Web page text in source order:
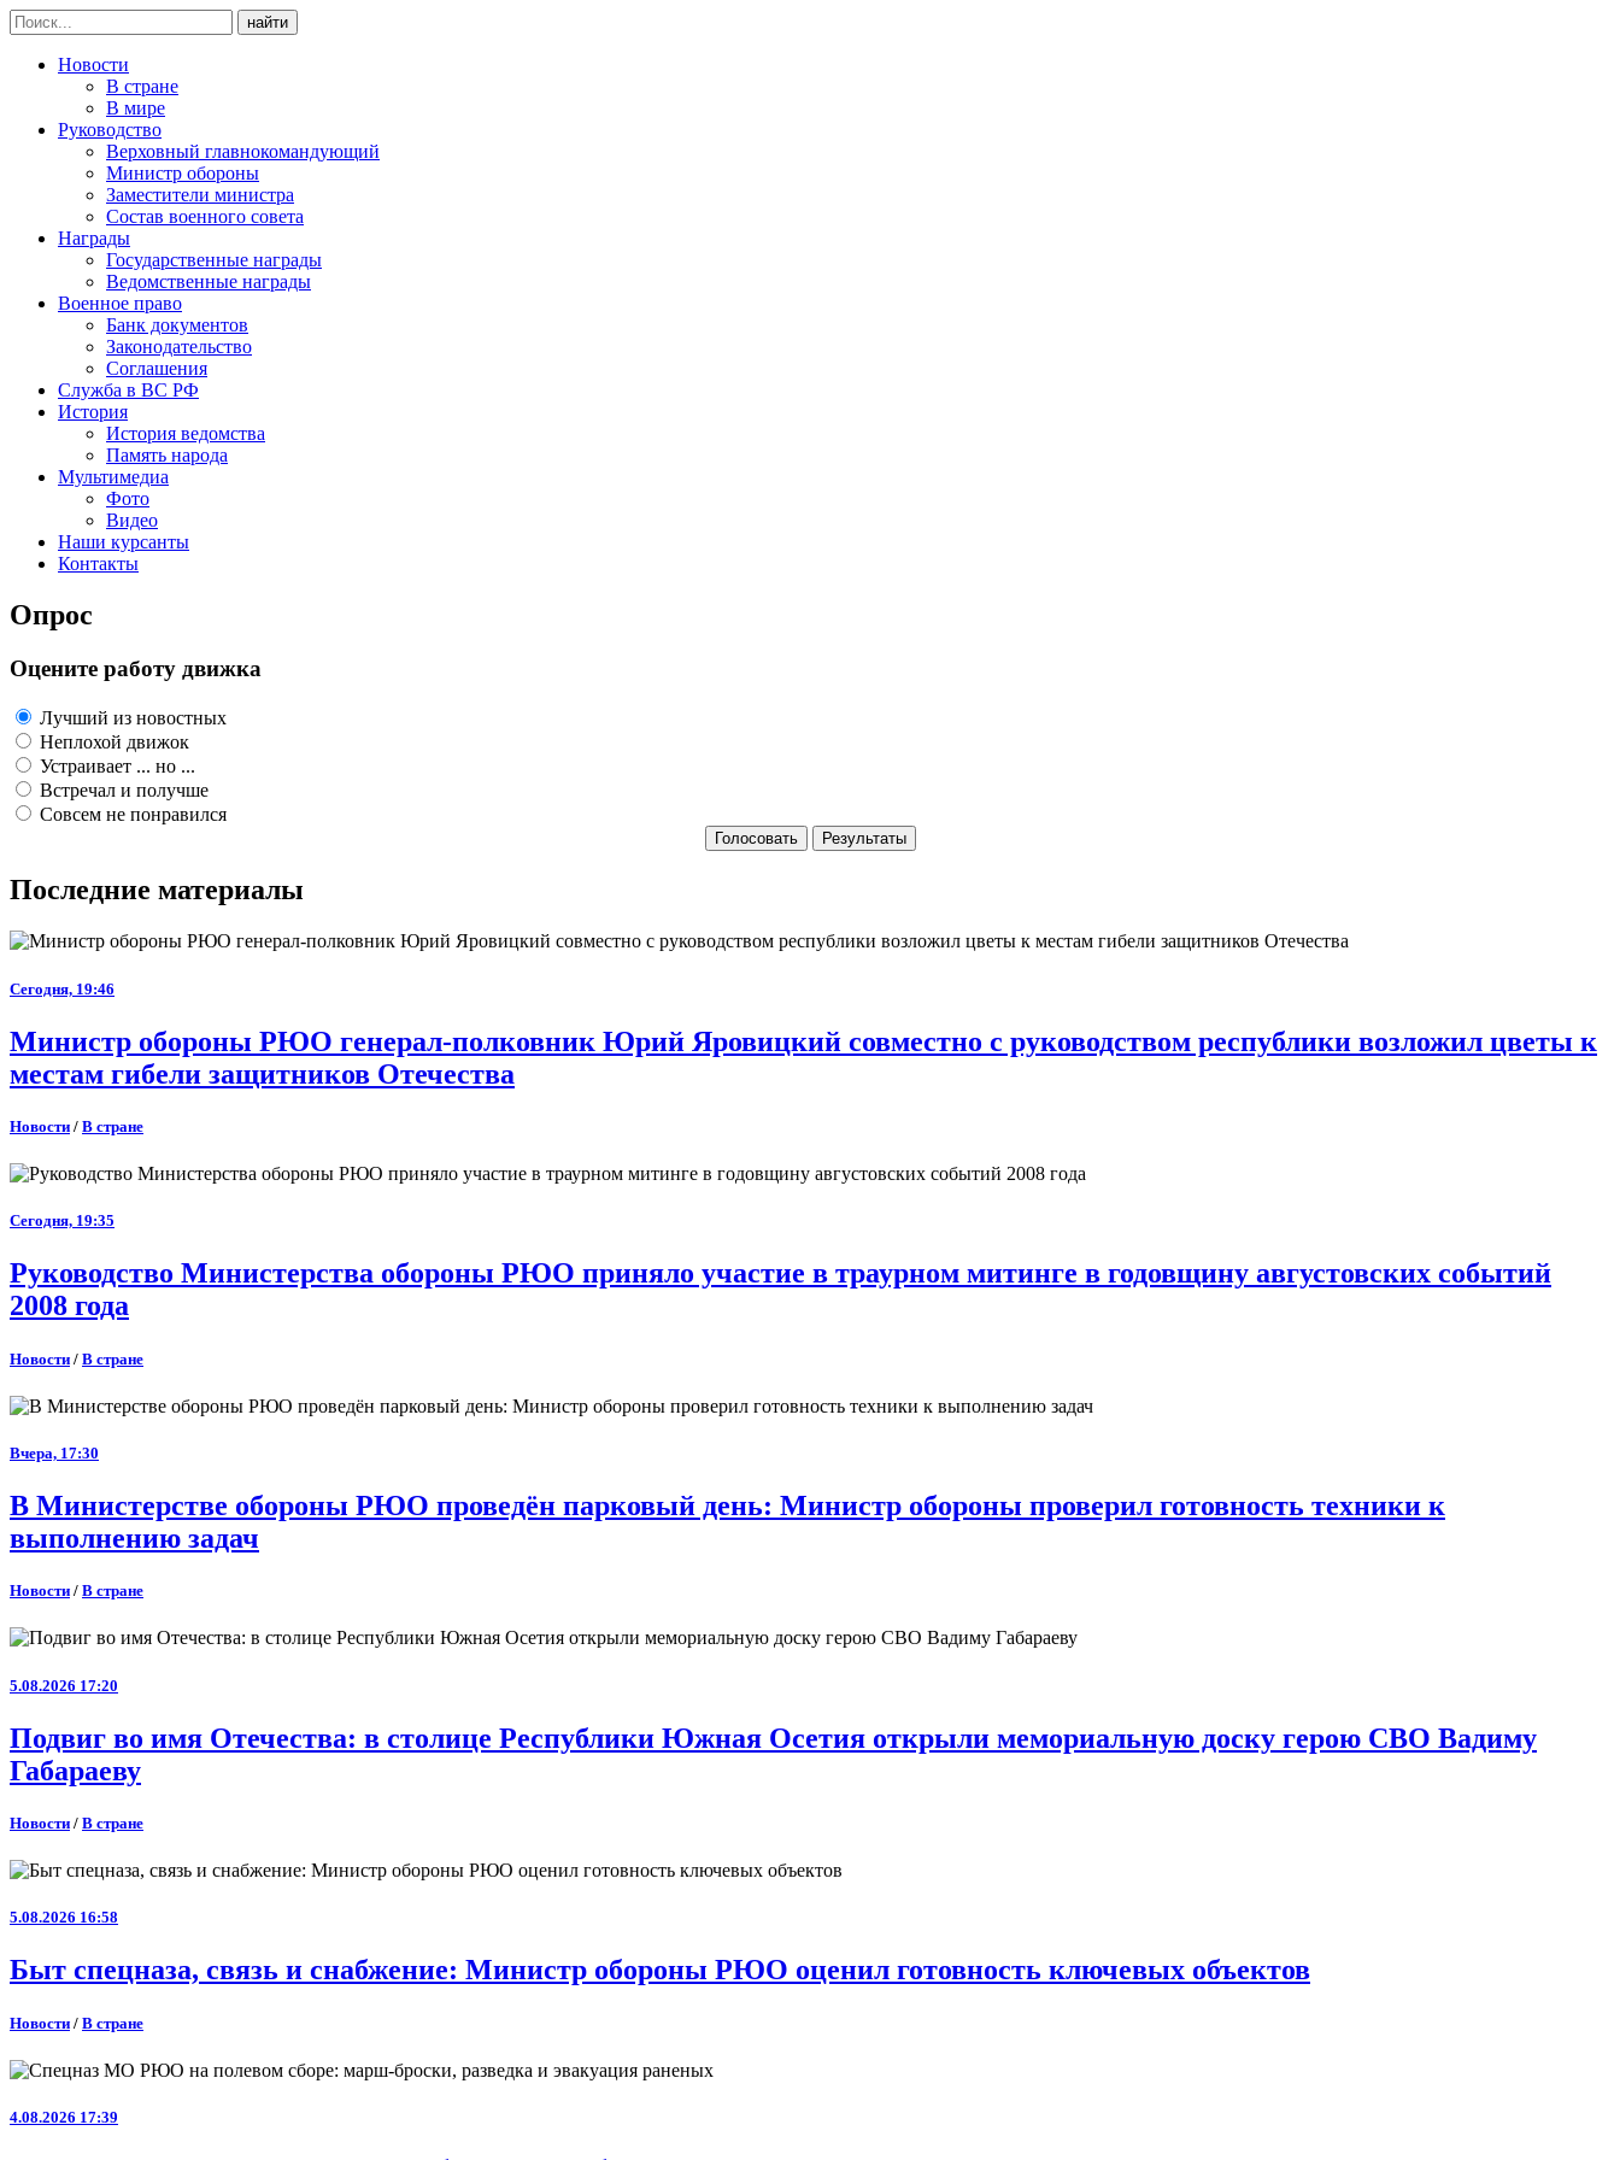
найти
Новости
В стране
В мире
Руководство
Верховный главнокомандующий
Министр обороны
Заместители министра
Состав военного совета
Награды
Государственные награды
Ведомственные награды
Военное право
Банк документов
Законодательство
Соглашения
Служба в ВС РФ
История
История ведомства
Память народа
Мультимедиа
Фото
Видео
Наши курсанты
Контакты
Опрос
Оцените работу движка
Лучший из новостных
Неплохой движок
Устраивает ... но ...
Встречал и получше
Совсем не понравился
Голосовать Результаты
Последние материалы
Сегодня, 19:46
Министр обороны РЮО генерал-полковник Юрий Яровицкий совместно с руководством республики возложил цветы к
местам гибели защитников Отечества
Новости / В стране
Сегодня, 19:35
Руководство Министерства обороны РЮО приняло участие в траурном митинге в годовщину августовских событий
2008 года
Новости / В стране
Вчера, 17:30
В Министерстве обороны РЮО проведён парковый день: Министр обороны проверил готовность техники к
выполнению задач
Новости / В стране
5.08.2026 17:20
Подвиг во имя Отечества: в столице Республики Южная Осетия открыли мемориальную доску герою СВО Вадиму
Габараеву
Новости / В стране
5.08.2026 16:58
Быт спецназа, связь и снабжение: Министр обороны РЮО оценил готовность ключевых объектов
Новости / В стране
4.08.2026 17:39